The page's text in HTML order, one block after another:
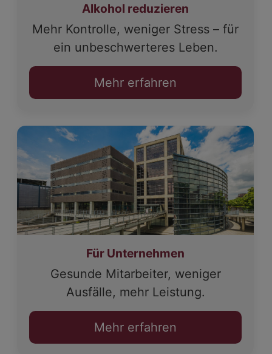
Alkohol reduzieren
Mehr Kontrolle, weniger Stress – für
ein unbeschwerteres Leben.
Mehr erfahren
Für Unternehmen
Gesunde Mitarbeiter, weniger
Ausfälle, mehr Leistung.
Mehr erfahren